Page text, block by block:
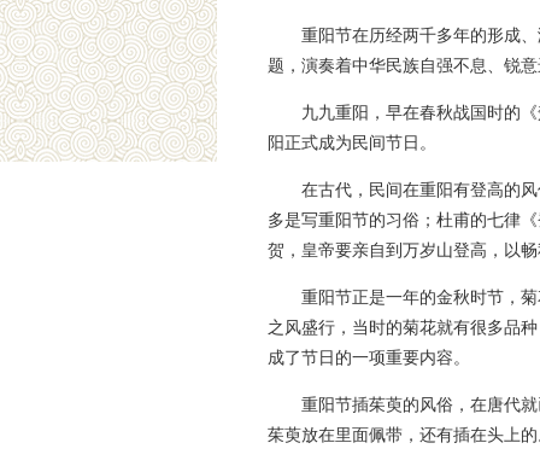
重阳节在历经两千多年的形成
题，演奏着中华民族自强不息、锐
九九重阳，早在春秋战国时的
阳正式成为民间节日。
在古代，民间在重阳有登高的
多是写重阳节的习俗；杜甫的七律
贺，皇帝要亲自到万岁山登高，以
重阳节正是一年的金秋时节，
之风盛行，当时的菊花就有很多品
成了节日的一项重要内容。
重阳节插茱萸的风俗，在唐代
茱萸放在里面佩带，还有插在头上